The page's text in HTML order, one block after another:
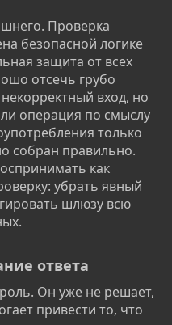
Проверка
безопасной логике
защита от всех
отсечь грубо
вход, но
операция по смыслу
только
собран правильно.
как
убрать явный
шлюзу всю
ответа​
Он уже не решает,
привести то, что